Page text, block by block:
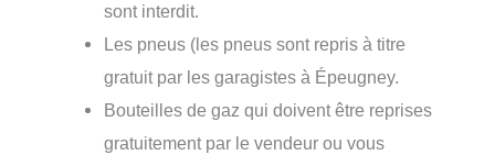
sont interdit.
Les pneus (les pneus sont repris à titre
gratuit par les garagistes à Épeugney.
Bouteilles de gaz qui doivent être reprises
gratuitement par le vendeur ou vous